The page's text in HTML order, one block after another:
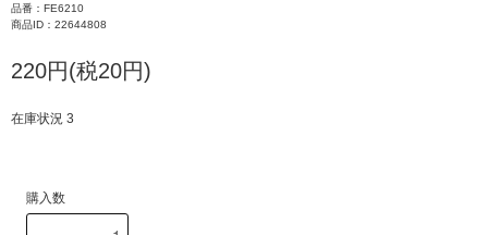
品番：FE6210
商品ID：22644808
220円(税20円)
在庫状況 3
購入数